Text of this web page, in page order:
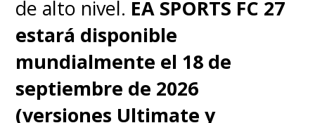
de alto nivel. EA SPORTS FC 27
estará disponible
mundialmente el 18 de
septiembre de 2026
(versiones Ultimate y